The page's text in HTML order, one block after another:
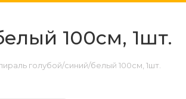
100см, 1шт.
голубой/синий/белый 100см, 1шт.